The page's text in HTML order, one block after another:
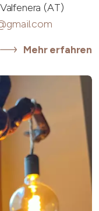
(AT)
Mehr erfahren